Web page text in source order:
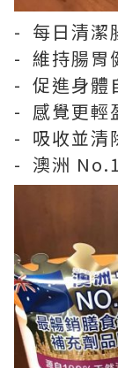
- 每日清潔
- 維持腸胃
- 促進身體
- 感覺更輕
- 吸收並清
- 澳洲